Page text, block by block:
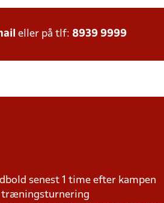
eller på tlf: 8939 9999
senest 1 time efter kampen
træningsturnering